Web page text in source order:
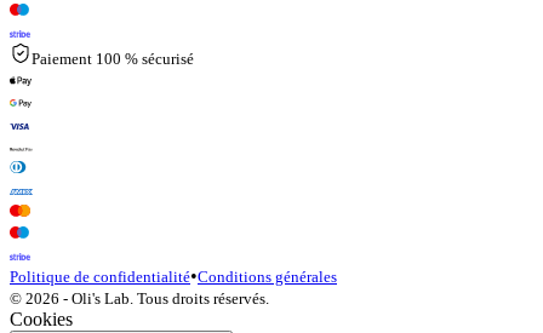
Paiement 100 % sécurisé
Politique de confidentialité•Conditions générales
© 2026 - Oli's Lab. Tous droits réservés.
Cookies